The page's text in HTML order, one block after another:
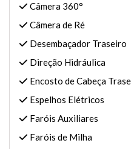
Câmera 360°
Câmera de Ré
Desembaçador Traseiro
Direção Hidráulica
Encosto de Cabeça
Espelhos Elétricos
Faróis Auxiliares
Faróis de Milha